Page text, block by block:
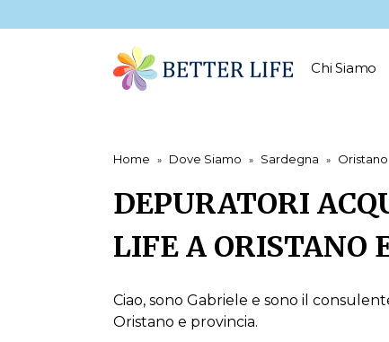
Chi Siamo
Home Dove Siamo Sardegna Oristano
DEPURATORI
LIFE A ORISTANO
Ciao, sono Gabriele e sono il
Oristano e provincia.